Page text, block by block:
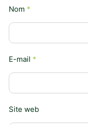
Nom *
E-mail *
Site web